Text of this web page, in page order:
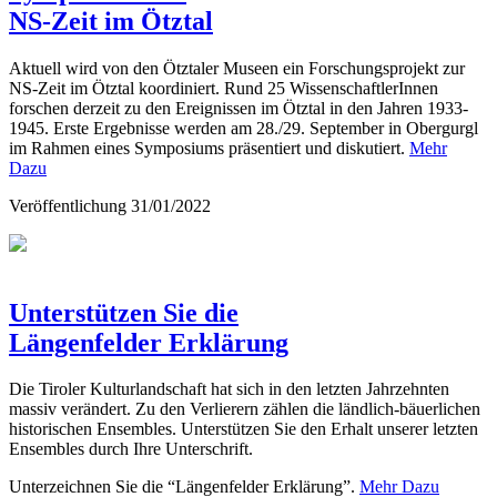
NS-Zeit im Ötztal
Aktuell wird von den Ötztaler Museen ein Forschungsprojekt zur
NS-Zeit im Ötztal koordiniert. Rund 25 WissenschaftlerInnen
forschen derzeit zu den Ereignissen im Ötztal in den Jahren 1933-
1945. Erste Ergebnisse werden am 28./29. September in Obergurgl
im Rahmen eines Symposiums präsentiert und diskutiert. Mehr
Dazu
Veröffentlichung 31/01/2022
Unterstützen Sie die
Längenfelder Erklärung
Die Tiroler Kulturlandschaft hat sich in den letzten Jahrzehnten
massiv verändert. Zu den Verlierern zählen die ländlich-bäuerlichen
historischen Ensembles. Unterstützen Sie den Erhalt unserer letzten
Ensembles durch Ihre Unterschrift.
Unterzeichnen Sie die “Längenfelder Erklärung”. Mehr Dazu